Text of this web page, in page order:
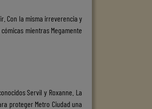
Con la misma irreverencia y
mientras Megamente
Servil y Roxanne. La
proteger Metro Ciudad una